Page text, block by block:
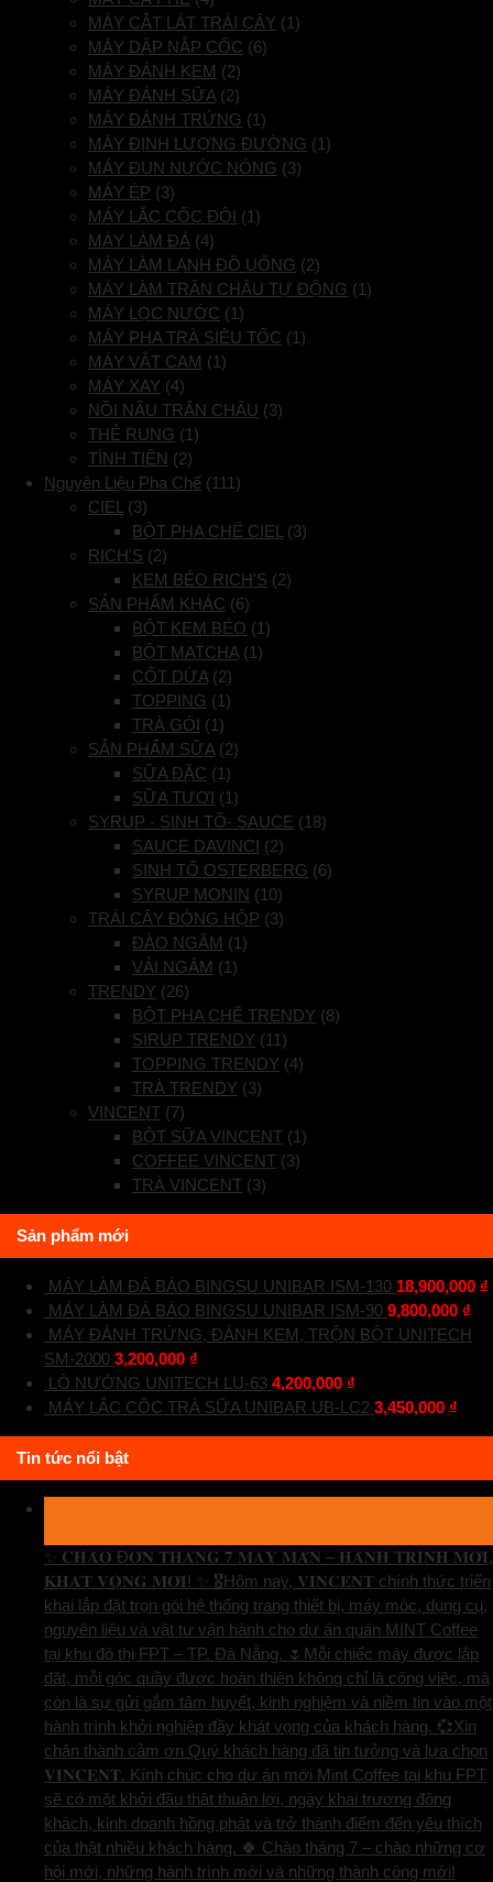
MÁY CẮT LÁT TRÁI CÂY (1)
MÁY DẬP NẮP CỐC (6)
MÁY ĐÁNH KEM (2)
MÁY ĐÁNH SỮA (2)
MÁY ĐÁNH TRỨNG (1)
MÁY ĐỊNH LƯỢNG ĐƯỜNG (1)
MÁY ĐUN NƯỚC NÓNG (3)
MÁY ÉP (3)
MÁY LẮC CỐC ĐÔI (1)
MÁY LÀM ĐÁ (4)
MÁY LÀM LẠNH ĐỒ UỐNG (2)
MÁY LÀM TRÂN CHÂU TỰ ĐỘNG (1)
MÁY LỌC NƯỚC (1)
MÁY PHA TRÀ SIÊU TỐC (1)
MÁY VẮT CAM (1)
MÁY XAY (4)
NỒI NẤU TRÂN CHÂU (3)
THẺ RUNG (1)
TÍNH TIỀN (2)
Nguyên Liệu Pha Chế (111)
CIEL (3)
BỘT PHA CHẾ CIEL (3)
RICH'S (2)
KEM BÉO RICH'S (2)
SẢN PHẨM KHÁC (6)
BỘT KEM BÉO (1)
BỘT MATCHA (1)
CỐT DỪA (2)
TOPPING (1)
TRÀ GÓI (1)
SẢN PHẨM SỮA (2)
SỮA ĐẶC (1)
SỮA TƯƠI (1)
SYRUP - SINH TỐ- SAUCE (18)
SAUCE DAVINCI (2)
SINH TỐ OSTERBERG (6)
SYRUP MONIN (10)
TRÁI CÂY ĐÓNG HỘP (3)
ĐÀO NGÂM (1)
VẢI NGÂM (1)
TRENDY (26)
BỘT PHA CHẾ TRENDY (8)
SIRUP TRENDY (11)
TOPPING TRENDY (4)
TRÀ TRENDY (3)
VINCENT (7)
BỘT SỮA VINCENT (1)
COFFEE VINCENT (3)
TRÀ VINCENT (3)
Sản phẩm mới
MÁY LÀM ĐÁ BÀO BINGSU UNIBAR ISM-130 18,900,000 ₫
MÁY LÀM ĐÁ BÀO BINGSU UNIBAR ISM-90 9,800,000 ₫
MÁY ĐÁNH TRỨNG, ĐÁNH KEM, TRỘN BỘT UNITECH
SM-2000 3,200,000 ₫
LÒ NƯỚNG UNITECH LU-63 4,200,000 ₫
MÁY LẮC CỐC TRÀ SỮA UNIBAR UB-LC2 3,450,000 ₫
Tin tức nổi bật
✨ 𝐂𝐇𝐀̀𝐎 Đ𝐎́𝐍 𝐓𝐇𝐀́𝐍𝐆 𝟕 𝐌𝐀𝐘 𝐌𝐀̆́𝐍 – 𝐇𝐀̀𝐍𝐇 𝐓𝐑𝐈̀𝐍𝐇 𝐌𝐎̛́𝐈,
𝐊𝐇𝐀́𝐓 𝐕𝐎̣𝐍𝐆 𝐌𝐎̛́𝐈! ✨ 🎖️Hôm nay, 𝐕𝐈𝐍𝐂𝐄𝐍𝐓 chính thức triển
khai lắp đặt trọn gói hệ thống trang thiết bị, máy móc, dụng cụ,
nguyên liệu và vật tư vận hành cho dự án quán MINT Coffee
tại khu đô thị FPT – TP. Đà Nẵng. 🌷Mỗi chiếc máy được lắp
đặt, mỗi góc quầy được hoàn thiện không chỉ là công việc, mà
còn là sự gửi gắm tâm huyết, kinh nghiệm và niềm tin vào một
hành trình khởi nghiệp đầy khát vọng của khách hàng. 💞Xin
chân thành cảm ơn Quý khách hàng đã tin tưởng và lựa chọn
𝐕𝐈𝐍𝐂𝐄𝐍𝐓. Kính chúc cho dự án mới Mint Coffee tại khu FPT
sẽ có một khởi đầu thật thuận lợi, ngày khai trương đông
khách, kinh doanh hồng phát và trở thành điểm đến yêu thích
của thật nhiều khách hàng. 🍀 Chào tháng 7 – chào những cơ
hội mới, những hành trình mới và những thành công mới!